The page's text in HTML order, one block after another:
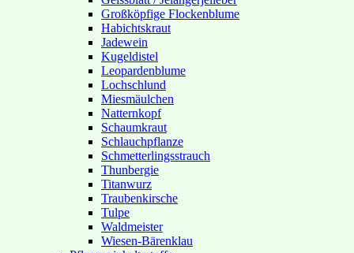
Großköpfige Flockenblume
Habichtskraut
Jadewein
Kugeldistel
Leopardenblume
Lochschlund
Miesmäulchen
Natternkopf
Schaumkraut
Schlauchpflanze
Schmetterlingsstrauch
Thunbergie
Titanwurz
Traubenkirsche
Tulpe
Waldmeister
Wiesen-Bärenklau